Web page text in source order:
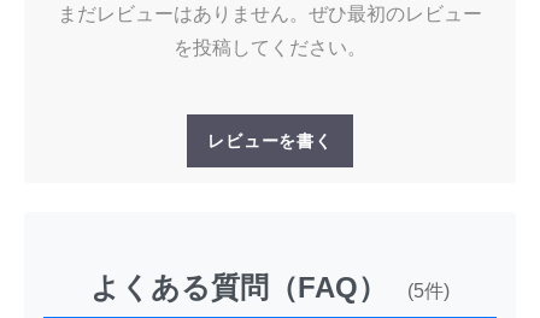
まだレビューはありません。ぜひ最初のレビュー
を投稿してください。
レビューを書く
よくある質問（FAQ） (5件)